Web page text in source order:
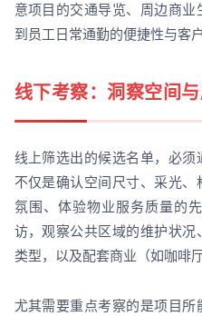
意项目的交通导览、周边商
到员工日常通勤的便捷性与客
线下考察：洞察空间
线上筛选出的候选名单，必
不仅是确认空间尺寸、采光
氛围、体验物业服务质量的
访，观察公共区域的维护状
类型，以及配套商业（如咖啡
尤其需要重点考察的是项目